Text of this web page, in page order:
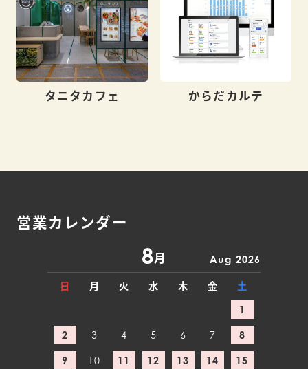
タニタカフェ からだカルテ
営業カレンダー
8月 Aug 2026
日 月 火 水 木 金
土
1
2 3 4 5 6 7 8
9 10 11 12 13 14 15